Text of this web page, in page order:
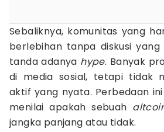
Sebaliknya, komunitas yang
berlebihan tanpa diskusi
tanda adanya hype. Banyak
di media sosial, tetapi tidak
aktif yang nyata. Perbedaan
menilai apakah sebuah
jangka panjang atau tidak.